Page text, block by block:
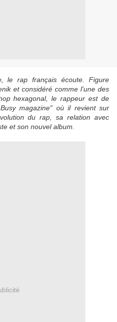
le rap français écoute. Figure
et considéré comme l'une des
hexagonal, le rappeur est de
magazine" où il revient sur
du rap, sa relation avec
et son nouvel album.